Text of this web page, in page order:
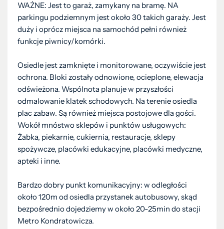
WAŻNE: Jest to garaż, zamykany na bramę. NA
parkingu podziemnym jest około 30 takich garaży. Jest
duży i oprócz miejsca na samochód pełni również
funkcje piwnicy/komórki.
Osiedle jest zamknięte i monitorowane, oczywiście jest
ochrona. Bloki zostały odnowione, ocieplone, elewacja
odświeżona. Wspólnota planuje w przyszłości
odmalowanie klatek schodowych. Na terenie osiedla
plac zabaw. Są również miejsca postojowe dla gości.
Wokół mnóstwo sklepów i punktów usługowych:
Żabka, piekarnie, cukiernia, restauracje, sklepy
spożywcze, placówki edukacyjne, placówki medyczne,
apteki i inne.
Bardzo dobry punkt komunikacyjny: w odległości
około 120m od osiedla przystanek autobusowy, skąd
bezpośrednio dojedziemy w około 20-25min do stacji
Metro Kondratowicza.